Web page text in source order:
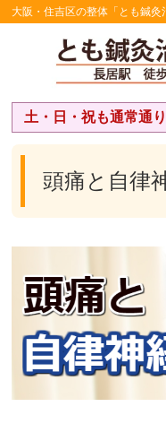
大阪・住吉区の整体「とも鍼
土・日・祝も通常通
頭痛と自律